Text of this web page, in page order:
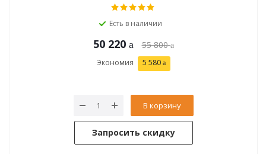
Есть в наличии
50 220 55 800
Экономия 5 580
В корзину
Запросить скидку